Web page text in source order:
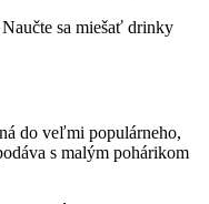
do veľmi populárneho,
s malým pohárikom